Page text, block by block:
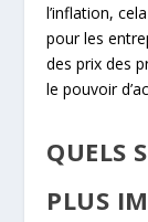
l’inflation,
pour les
des prix des
le pouvoir
QUELS
PLUS